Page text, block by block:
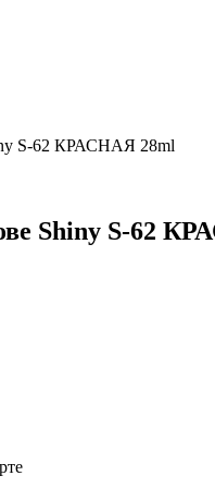
S-62 КРАСНАЯ 28ml
Shiny S-62